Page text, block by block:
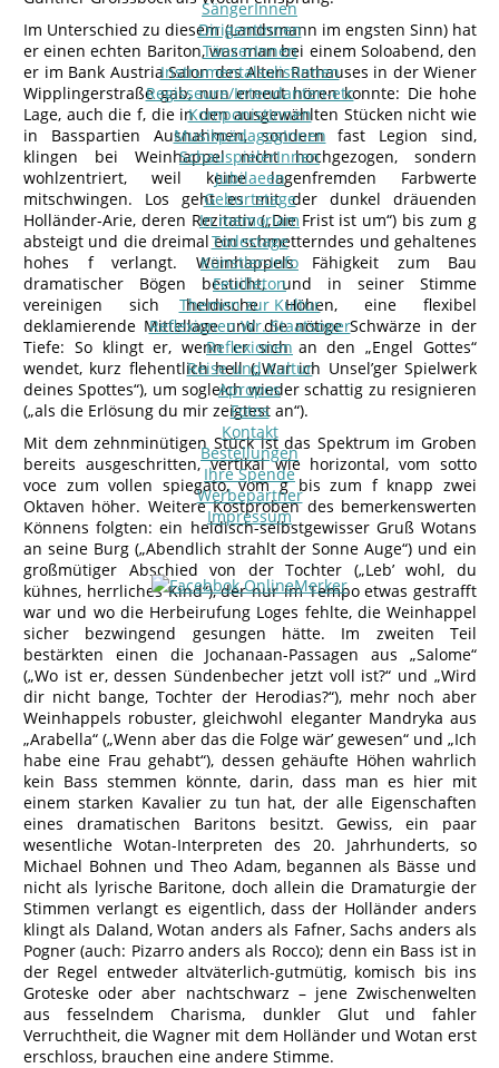
SängerInnen
DirigentInnen
TänzerInnen
InstrumentalsolistInnen
Regisseure/Intendanten-etc
KomponistInnen
MusikpädagogInnen
SchauspielerInnen
Jubilaeen
Geburtstage
In memoriam
Todestage
Künstler-Info
Feuilleton
Themen zur Kultur
Reflexionen Wr. Staatsoper
Reflexionen
Reise und Kultur
Apropos
Fotos
Kontakt
Bestellungen
Ihre Spende
Werbepartner
Impressum
Im Unterschied zu diesem (Landsmann im engsten Sinn) hat
er einen echten Bariton, was man bei einem Soloabend, den
er im Bank Austria Salon des Alten Rathauses in der Wiener
Wipplingerstraße gab, nun erneut hören konnte: Die hohe
Lage, auch die f, die in den ausgewählten Stücken nicht wie
in Basspartien Ausnahmen, sondern fast Legion sind,
klingen bei Weinhappel nicht hochgezogen, sondern
wohlzentriert, weil keine lagenfremden Farbwerte
mitschwingen. Los geht es mit der dunkel dräuenden
Holländer-Arie, deren Rezitativ („Die Frist ist um“) bis zum g
absteigt und die dreimal ein schmetterndes und gehaltenes
hohes f verlangt. Weinhappels Fähigkeit zum Bau
dramatischer Bögen besticht, und in seiner Stimme
vereinigen sich heldische Höhen, eine flexibel
deklamierende Mittellage und die nötige Schwärze in der
Tiefe: So klingt er, wenn er sich an den „Engel Gottes“
wendet, kurz flehentlich hell („War ich Unsel’ger Spielwerk
deines Spottes“), um sogleich wieder schattig zu resignieren
(„als die Erlösung du mir zeigtest an“).
Mit dem zehnminütigen Stück ist das Spektrum im Groben
bereits ausgeschritten, vertikal wie horizontal, vom sotto
voce zum vollen spiegato, vom g bis zum f knapp zwei
Oktaven höher. Weitere Kostproben des bemerkenswerten
Könnens folgten: ein heldisch-selbstgewisser Gruß Wotans
an seine Burg („Abendlich strahlt der Sonne Auge“) und ein
großmütiger Abschied von der Tochter („Leb’ wohl, du
kühnes, herrliches Kind“), der nur im Tempo etwas gestrafft
war und wo die Herbeirufung Loges fehlte, die Weinhappel
sicher bezwingend gesungen hätte. Im zweiten Teil
bestärkten einen die Jochanaan-Passagen aus „Salome“
(„Wo ist er, dessen Sündenbecher jetzt voll ist?“ und „Wird
dir nicht bange, Tochter der Herodias?“), mehr noch aber
Weinhappels robuster, gleichwohl eleganter Mandryka aus
„Arabella“ („Wenn aber das die Folge wär’ gewesen“ und „Ich
habe eine Frau gehabt“), dessen gehäufte Höhen wahrlich
kein Bass stemmen könnte, darin, dass man es hier mit
einem starken Kavalier zu tun hat, der alle Eigenschaften
eines dramatischen Baritons besitzt. Gewiss, ein paar
wesentliche Wotan-Interpreten des 20. Jahrhunderts, so
Michael Bohnen und Theo Adam, begannen als Bässe und
nicht als lyrische Baritone, doch allein die Dramaturgie der
Stimmen verlangt es eigentlich, dass der Holländer anders
klingt als Daland, Wotan anders als Fafner, Sachs anders als
Pogner (auch: Pizarro anders als Rocco); denn ein Bass ist in
der Regel entweder altväterlich-gutmütig, komisch bis ins
Groteske oder aber nachtschwarz – jene Zwischenwelten
aus fesselndem Charisma, dunkler Glut und fahler
Verruchtheit, die Wagner mit dem Holländer und Wotan erst
erschloss, brauchen eine andere Stimme.